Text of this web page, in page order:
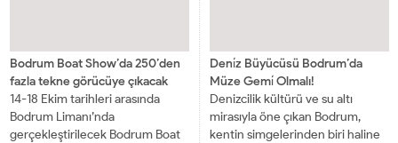
Bodrum Boat Show’da 250’den
fazla tekne görücüye çıkacak
14-18 Ekim tarihleri arasında
Bodrum Limanı’nda
gerçekleştirilecek Bodrum Boat
Deni̇z Büyücüsü Bodrum’da
Müze Gemi̇ Olmalı!
Denizcilik kültürü ve su altı
mirasıyla öne çıkan Bodrum,
kentin simgelerinden biri haline